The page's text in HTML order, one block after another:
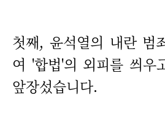
첫째, 윤석열의 내란 범
여 '합법'의 외피를 씌우
앞장섰습니다.